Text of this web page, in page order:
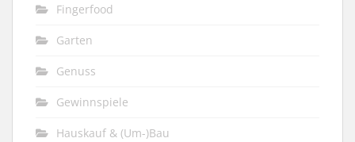
Fingerfood
Garten
Genuss
Gewinnspiele
Hauskauf & (Um-)Bau